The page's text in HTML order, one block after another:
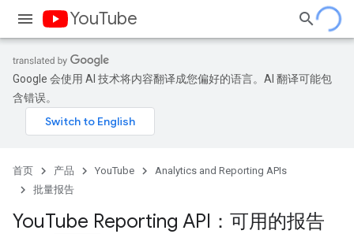
YouTube
Google 会使用 AI 技术将内容翻译成您偏好的语言。AI 翻译可能包
含错误。
首页 产品 YouTube
Analytics and Reporting APIs
批量报告
YouTube Reporting API：可用的报告